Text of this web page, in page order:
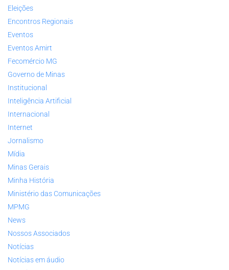
Eleições
Encontros Regionais
Eventos
Eventos Amirt
Fecomércio MG
Governo de Minas
Institucional
Inteligência Artificial
Internacional
Internet
Jornalismo
Mídia
Minas Gerais
Minha História
Ministério das Comunicações
MPMG
News
Nossos Associados
Notícias
Notícias em áudio